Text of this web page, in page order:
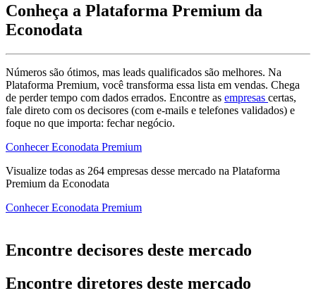
Conheça a Plataforma Premium da
Econodata
Números são ótimos, mas leads qualificados são melhores. Na
Plataforma Premium, você transforma essa lista em vendas. Chega
de perder tempo com dados errados. Encontre as empresas certas,
fale direto com os decisores (com e-mails e telefones validados) e
foque no que importa: fechar negócio.
Conhecer Econodata Premium
Visualize todas as 264 empresas desse mercado na Plataforma
Premium da Econodata
Conhecer Econodata Premium
Encontre decisores deste mercado
Encontre diretores deste mercado